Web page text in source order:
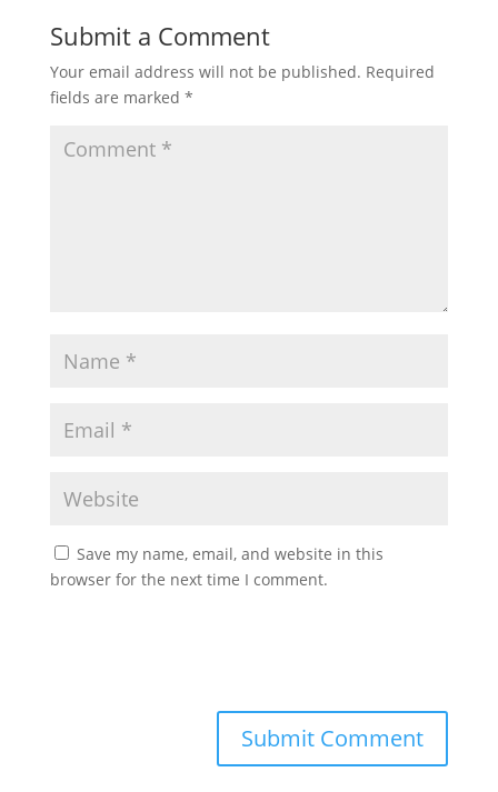
Submit a Comment
Your email address will not be published. Required
fields are marked *
Save my name, email, and website in this
browser for the next time I comment.
Submit Comment